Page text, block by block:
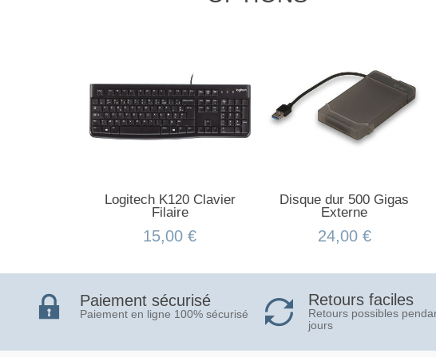
Logitech K120 Clavier
Filaire
15,00 €
Disque dur 500 Gigas
Externe
24,00 €
Paiement sécurisé
Paiement en ligne 100% sécurisé
Retours faciles
Retours possibles
jours